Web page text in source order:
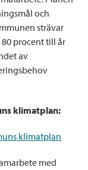
och
strävar
procent till år
av
klimatplan:
klimatplan
med